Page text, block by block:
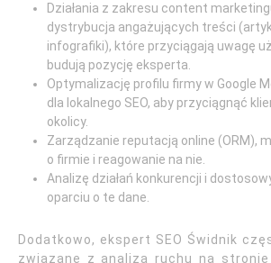
Działania z zakresu content
dystrybucja angażujących treści
infografiki), które przyciągają uwagę
budują pozycję eksperta.
Optymalizację profilu firmy w Google
dla lokalnego SEO, aby przyciągnąć
okolicy.
Zarządzanie reputacją online (ORM),
o firmie i reagowanie na nie.
Analizę działań konkurencji i
oparciu o te dane.
Dodatkowo, ekspert SEO Świdnik
związane z analizą ruchu na